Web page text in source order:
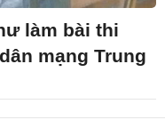
làm bài thi
mạng Trung